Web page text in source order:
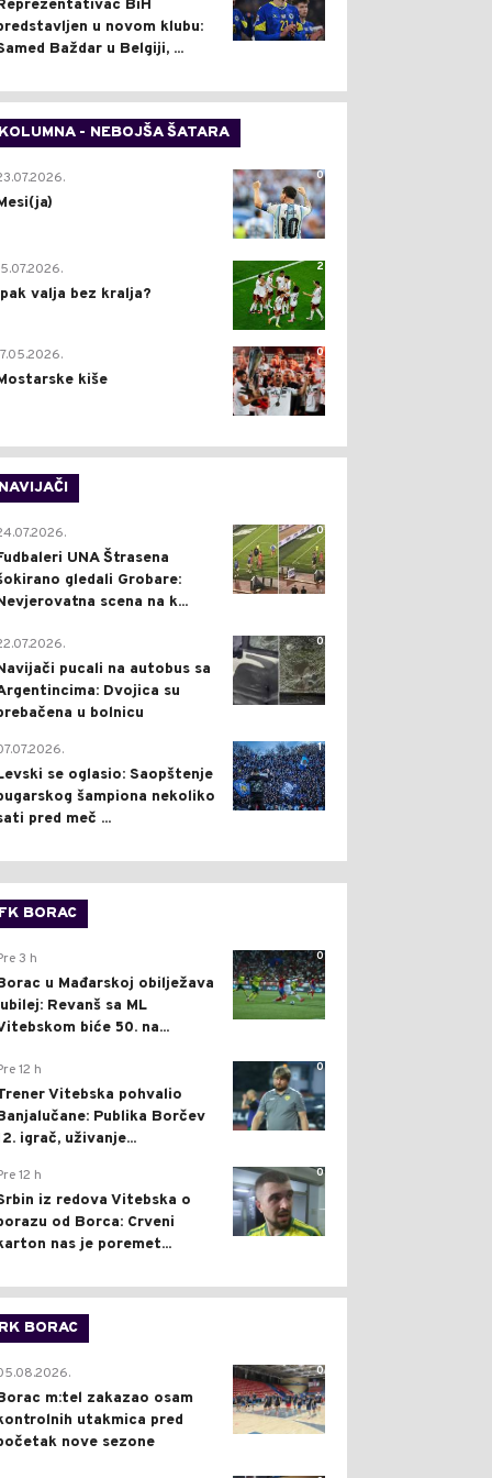
BiH
u novom klubu:
Baždar u Belgiji, ...
KOLUMNA - NEBOJŠA ŠATARA
0
2
valja bez kralja?
0
kiše
NAVIJAČI
0
UNA Štrasena
gledali Grobare:
scena na k...
0
pucali na autobus sa
Dvojica su
u bolnicu
1
se oglasio: Saopštenje
šampiona nekoliko
pred meč ...
FK BORAC
0
3 h
u Mađarskoj obilježava
Revanš sa ML
biće 50. na...
0
12 h
Vitebska pohvalio
Publika Borčev
igrač, uživanje...
0
12 h
iz redova Vitebska o
od Borca: Crveni
nas je poremet...
RK BORAC
0
m:tel zakazao osam
utakmica pred
nove sezone